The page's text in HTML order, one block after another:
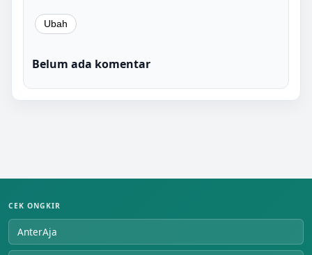
Belum ada komentar
CEK ONGKIR
AnterAja